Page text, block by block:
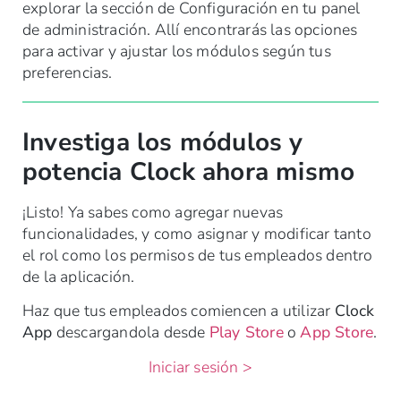
explorar la sección de Configuración en tu panel
de administración. Allí encontrarás las opciones
para activar y ajustar los módulos según tus
preferencias.
Investiga los módulos y
potencia Clock ahora mismo
¡Listo! Ya sabes como agregar nuevas
funcionalidades, y como asignar y modificar tanto
el rol como los permisos de tus empleados dentro
de la aplicación.
Haz que tus empleados comiencen a utilizar Clock
App descargandola desde Play StoreoApp Store.
Iniciar sesión >